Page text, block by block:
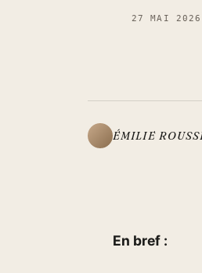
27 MAI 2026
ÉMILIE
En bref :